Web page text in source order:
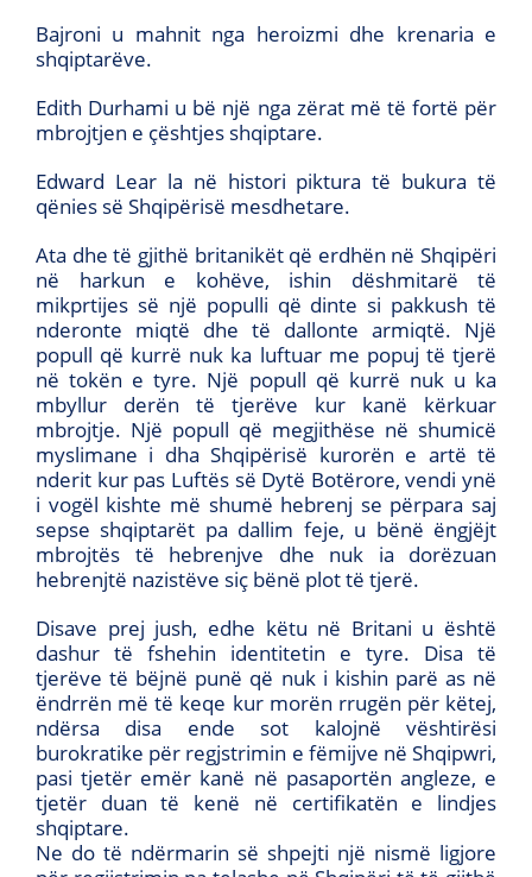
Bajroni u mahnit nga heroizmi dhe krenaria e
shqiptarëve.
Edith Durhami u bë një nga zërat më të fortë për
mbrojtjen e çështjes shqiptare.
Edward Lear la në histori piktura të bukura të
qënies së Shqipërisë mesdhetare.
Ata dhe të gjithë britanikët që erdhën në Shqipëri
në harkun e kohëve, ishin dëshmitarë të
mikprtijes së një populli që dinte si pakkush të
nderonte miqtë dhe të dallonte armiqtë. Një
popull që kurrë nuk ka luftuar me popuj të tjerë
në tokën e tyre. Një popull që kurrë nuk u ka
mbyllur derën të tjerëve kur kanë kërkuar
mbrojtje. Një popull që megjithëse në shumicë
myslimane i dha Shqipërisë kurorën e artë të
nderit kur pas Luftës së Dytë Botërore, vendi ynë
i vogël kishte më shumë hebrenj se përpara saj
sepse shqiptarët pa dallim feje, u bënë ëngjëjt
mbrojtës të hebrenjve dhe nuk ia dorëzuan
hebrenjtë nazistëve siç bënë plot të tjerë.
Disave prej jush, edhe këtu në Britani u është
dashur të fshehin identitetin e tyre. Disa të
tjerëve të bëjnë punë që nuk i kishin parë as në
ëndrrën më të keqe kur morën rrugën për këtej,
ndërsa disa ende sot kalojnë vështirësi
burokratike për regjstrimin e fëmijve në Shqipwri,
pasi tjetër emër kanë në pasaportën angleze, e
tjetër duan të kenë në certifikatën e lindjes
shqiptare.
Ne do të ndërmarin së shpejti një nismë ligjore